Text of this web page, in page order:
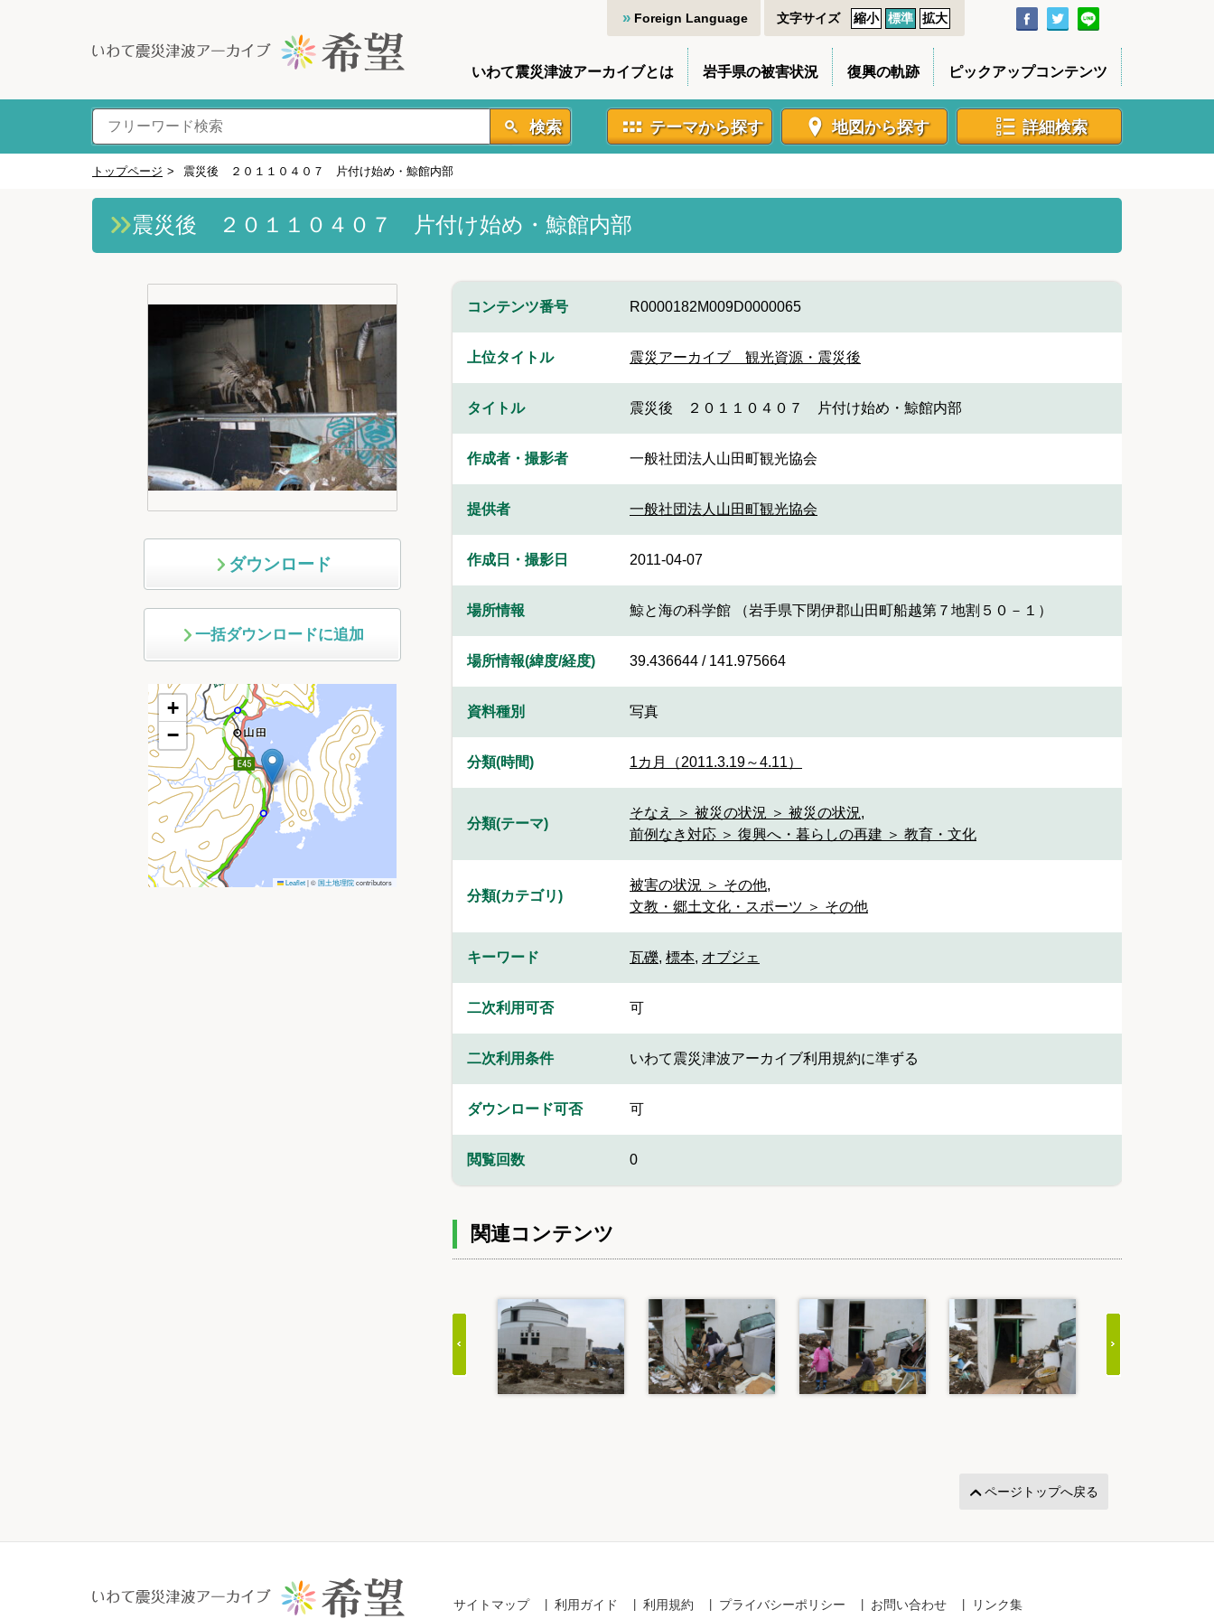
Foreign Language 文字サイズ 縮小 標準 拡大
いわて震災津波アーカイブとは 岩手県の被害状況 復興の軌跡 ピックアップコンテンツ
検索 テーマから探す 地図から探す 詳細検索
トップページ > 震災後 ２０１１０４０７ 片付け始め・鯨館内部
震災後 ２０１１０４０７ 片付け始め・鯨館内部
ダウンロード
一括ダウンロードに追加
+
−
Leaflet|©国土地理院contributors
コンテンツ番号 R0000182M009D0000065
上位タイトル 震災アーカイブ 観光資源・震災後
タイトル 震災後 ２０１１０４０７ 片付け始め・鯨館内部
作成者・撮影者 一般社団法人山田町観光協会
提供者 一般社団法人山田町観光協会
作成日・撮影日 2011-04-07
場所情報 鯨と海の科学館 （岩手県下閉伊郡山田町船越第７地割５０－１）
場所情報(緯度/経度) 39.436644 / 141.975664
資料種別 写真
分類(時間) 1カ月（2011.3.19～4.11）
分類(テーマ)
そなえ ＞ 被災の状況 ＞ 被災の状況,
前例なき対応 ＞ 復興へ・暮らしの再建 ＞ 教育・文化
分類(カテゴリ)
被害の状況 ＞ その他,
文教・郷土文化・スポーツ ＞ その他
キーワード 瓦礫, 標本, オブジェ
二次利用可否 可
二次利用条件 いわて震災津波アーカイブ利用規約に準ずる
ダウンロード可否 可
閲覧回数 0
関連コンテンツ
ページトップへ戻る
サイトマップ 利用ガイド 利用規約 プライバシーポリシー お問い合わせ リンク集